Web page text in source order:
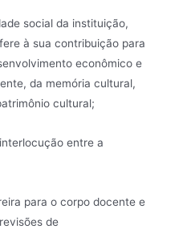
social da instituição,
à sua contribuição para
econômico e
da memória cultural,
cultural;
entre a
para o corpo docente e
de